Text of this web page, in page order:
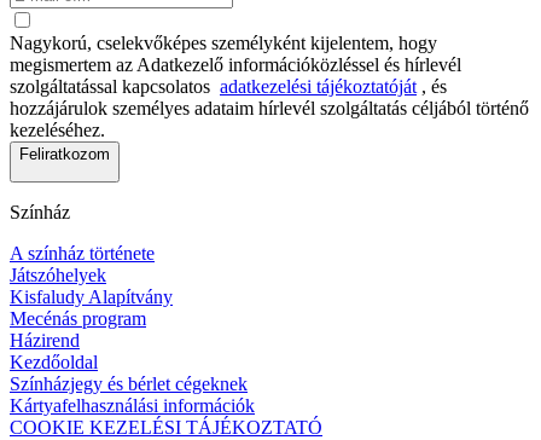
Nagykorú, cselekvőképes személyként kijelentem, hogy
megismertem az Adatkezelő információközléssel és hírlevél
szolgáltatással kapcsolatos adatkezelési tájékoztatóját , és
hozzájárulok személyes adataim hírlevél szolgáltatás céljából történő
kezeléséhez.
Feliratkozom
Színház
A színház története
Játszóhelyek
Kisfaludy Alapítvány
Mecénás program
Házirend
Kezdőoldal
Színházjegy és bérlet cégeknek
Kártyafelhasználási információk
COOKIE KEZELÉSI TÁJÉKOZTATÓ